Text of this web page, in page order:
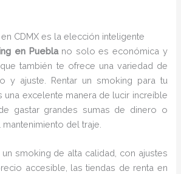
CDMX es la elección inteligente
en Pueblano solo es económica y
también te ofrece una variedad de
y ajuste. Rentar un smoking para tu
excelente manera de lucir increíble
gastar grandes sumas de dinero o
del traje.
smoking de alta calidad, con ajustes
accesible, las tiendas de renta en